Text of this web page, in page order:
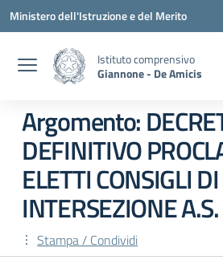
Vai ai contenuti
Vai al menu di navigazione
Vai al footer
Ministero dell'Istruzione e del Merito
Istituto comprensivo
Giannone - De Amicis
Argomento:
DEFINITIVO
ELETTI CONSIGLI DI
INTERSEZIONE
Stampa / Condividi